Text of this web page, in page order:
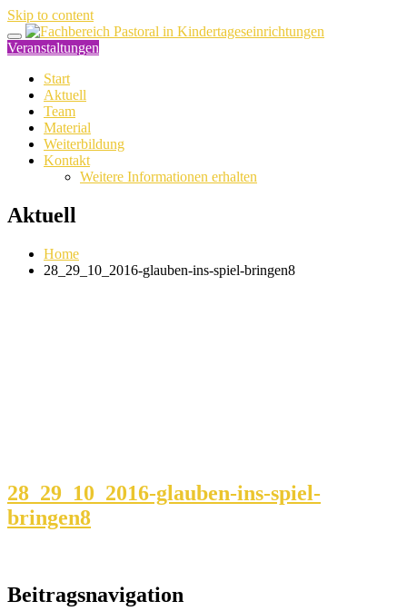
Skip to content
Veranstaltungen
Start
Aktuell
Team
Material
Weiterbildung
Kontakt
Weitere Informationen erhalten
Aktuell
Home
28_29_10_2016-glauben-ins-spiel-bringen8
28_29_10_2016-glauben-ins-spiel-
bringen8
Beitragsnavigation